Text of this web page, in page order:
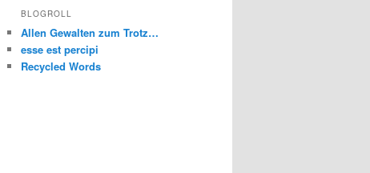
BLOGROLL
Allen Gewalten zum Trotz…
esse est percipi
Recycled Words